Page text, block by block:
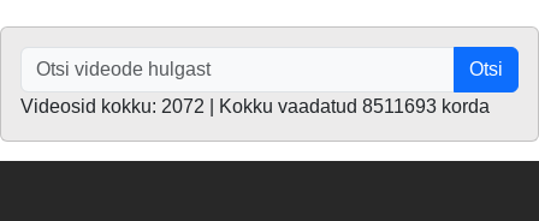
Otsi
Videosid kokku: 2072 | Kokku vaadatud 8511693 korda